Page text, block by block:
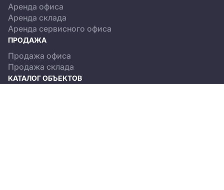
Аренда офиса
Аренда склада
Аренда сервисного офиса
ПРОДАЖА
Продажа офиса
Продажа склада
КАТАЛОГ ОБЪЕКТОВ